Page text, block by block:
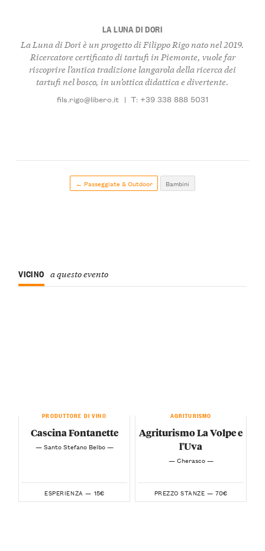
LA LUNA DI DORI
La Luna di Dori è un progetto di Filippo Rigo nato nel 2019.
Ricercatore certificato di tartufi in Piemonte, vuole far
riscoprire l’antica tradizione langarola della ricerca dei
tartufi nel bosco, in un’ottica didattica e divertente.
fils.rigo@libero.it | T: +39 338 888 5031
← Passeggiate & Outdoor Bambini
VICINO a questo evento
PRODUTTORE DI VINO
Cascina Fontanette
— Santo Stefano Belbo —
ESPERIENZA — 15€
AGRITURISMO
Agriturismo La Volpe e
l'Uva
— Cherasco —
PREZZO STANZE — 70€